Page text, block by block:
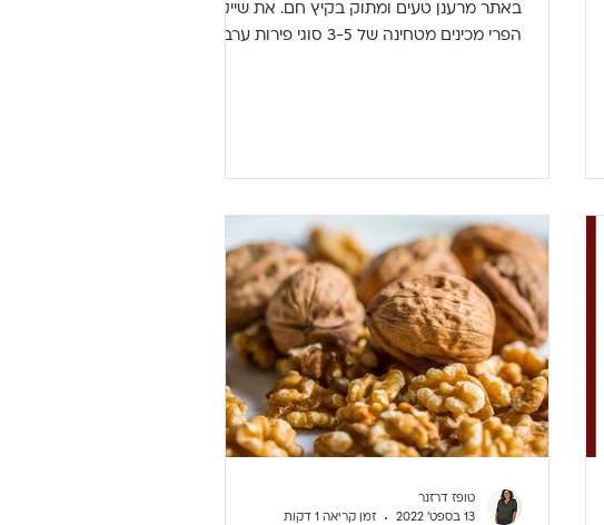
באתר מרענן טעים ומתוק בקיץ חם. את שייק
הפרי מכינים מטחינה של 3-5 סוגי פירות ערבוב
רמות שומנים ( טריגליצרידים ) בדם והשמ
טופז דרזנר
13 בספט׳ 2022
זמן קריאה 1 דקות